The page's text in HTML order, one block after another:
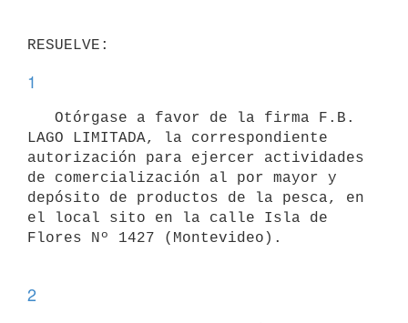
1
LAGO LIMITADA, la correspondiente
autorización para ejercer actividades
de comercialización al por mayor y
depósito de productos de la pesca, en
el local sito en la calle Isla de
Flores Nº 1427 (Montevideo).
2